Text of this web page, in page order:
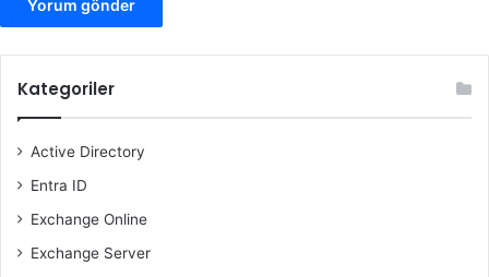
Kategoriler
Active Directory
Entra ID
Exchange Online
Exchange Server